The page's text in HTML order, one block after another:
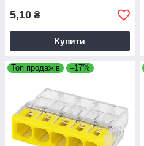
5,10 ₴
Купити
Топ продажів –17%